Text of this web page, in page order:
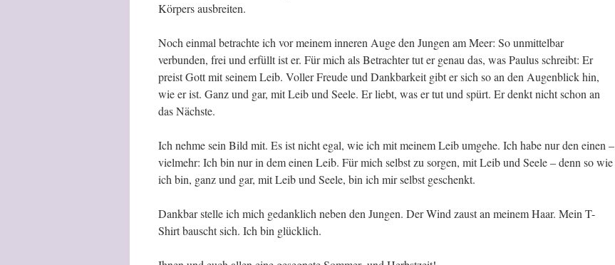
Körpers ausbreiten.
Noch einmal betrachte ich vor meinem inneren Auge den Jungen am Meer: So unmittelbar
verbunden, frei und erfüllt ist er. Für mich als Betrachter tut er genau das, was Paulus schreibt: Er
preist Gott mit seinem Leib. Voller Freude und Dankbarkeit gibt er sich so an den Augenblick hin,
wie er ist. Ganz und gar, mit Leib und Seele. Er liebt, was er tut und spürt. Er denkt nicht schon an
das Nächste.
Ich nehme sein Bild mit. Es ist nicht egal, wie ich mit meinem Leib umgehe. Ich habe nur den einen –
vielmehr: Ich bin nur in dem einen Leib. Für mich selbst zu sorgen, mit Leib und Seele – denn so wie
ich bin, ganz und gar, mit Leib und Seele, bin ich mir selbst geschenkt.
Dankbar stelle ich mich gedanklich neben den Jungen. Der Wind zaust an meinem Haar. Mein T-
Shirt bauscht sich. Ich bin glücklich.